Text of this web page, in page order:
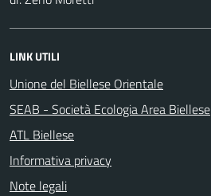
LINK UTILI
Unione del Biellese Orientale
SEAB - Società Ecologia Area Biellese
ATL Biellese
Informativa privacy
Note legali